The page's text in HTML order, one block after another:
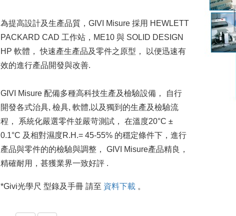
為提高設計及生產品質，GIVI Misure 採用 HEWLETT
PACKARD CAD 工作站，ME10 與 SOLID DESIGN
HP 軟體， 快速產生產品及零件之原型， 以便迅速有
效的進行產品開發與改善.
GIVI Misure 配備多種高科技生產及檢驗設備， 自行
開發各式治具, 檢具, 軟體,以及獨到的生產及檢驗流
程， 系統化嚴選零件並嚴苛測試， 在溫度20°C ±
0.1°C 及相對濕度R.H.= 45-55% 的穩定條件下，進行
產品與零件的的檢驗與調整， GIVI Misure產品精良，
精確耐用，甚獲業界一致好評 .
*Givi光學尺 型錄及手冊 請至 資料下載 。